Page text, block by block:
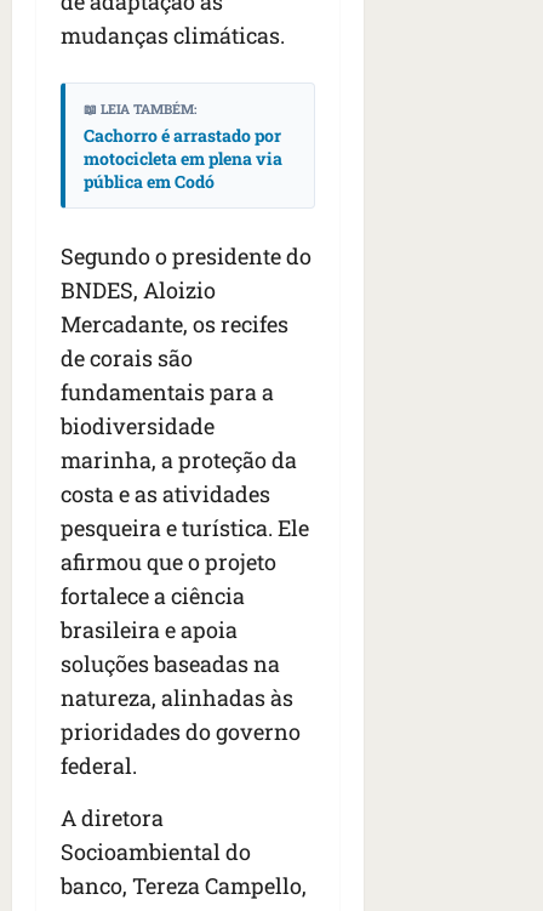
mudanças climáticas.
📖 LEIA TAMBÉM:
Cachorro é arrastado por
motocicleta em plena via
pública em Codó
Segundo o presidente do
BNDES, Aloizio
Mercadante, os recifes
de corais são
fundamentais para a
biodiversidade
marinha, a proteção da
costa e as atividades
pesqueira e turística. Ele
afirmou que o projeto
fortalece a ciência
brasileira e apoia
soluções baseadas na
natureza, alinhadas às
prioridades do governo
federal.
A diretora
Socioambiental do
banco, Tereza Campello,